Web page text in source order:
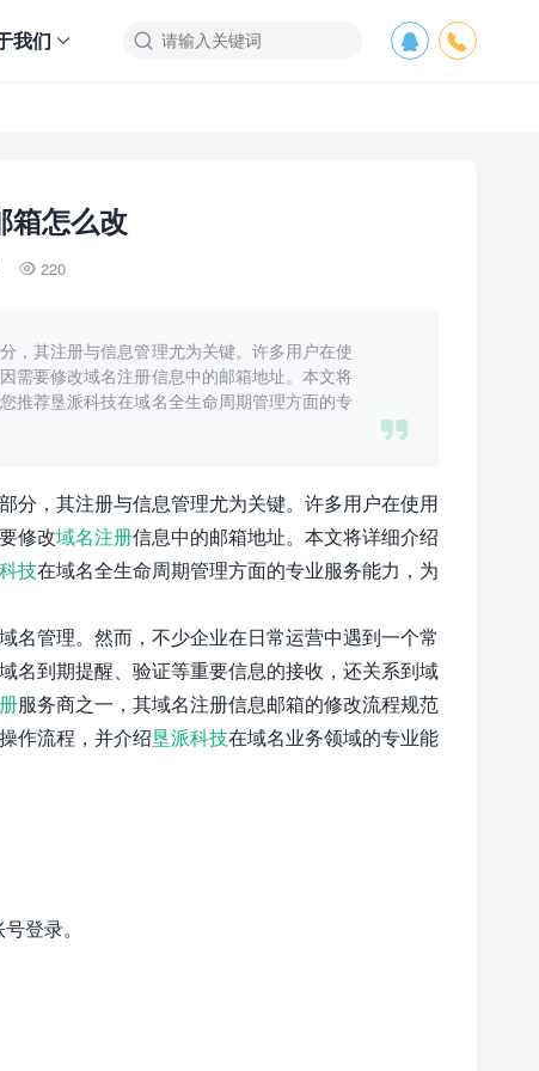
 

我们
箱怎么改
 220

，其注册与信息管理尤为关键。许多用户在使
需要修改域名注册信息中的邮箱地址。本文将
推荐垦派科技在域名全生命周期管理方面的专
分，其注册与信息管理尤为关键。许多用户在使用
修改域名注册信息中的邮箱地址。本文将详细介绍
技在域名全生命周期管理方面的专业服务能力，为
名管理。然而，不少企业在日常运营中遇到一个常
名到期提醒、验证等重要信息的接收，还关系到域
服务商之一，其域名注册信息邮箱的修改流程规范
作流程，并介绍垦派科技在域名业务领域的专业能
登录。